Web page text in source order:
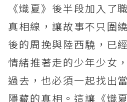
《熾夏》後半段加入了
真相線，讓故事不只圍
後的周挽與陸西驍，已
情緒推著走的少年少女
過去，也必須一起找出
隱藏的真相。這讓《熾